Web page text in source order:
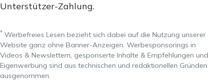
Unterstützer-Zahlung.
* Werbefreies Lesen bezieht sich dabei auf die Nutzung unserer
Website ganz ohne Banner-Anzeigen. Werbesponsorings in
Videos & Newslettern, gesponserte Inhalte & Empfehlungen und
Eigenwerbung sind aus technischen und redaktionellen Gründen
ausgenommen.